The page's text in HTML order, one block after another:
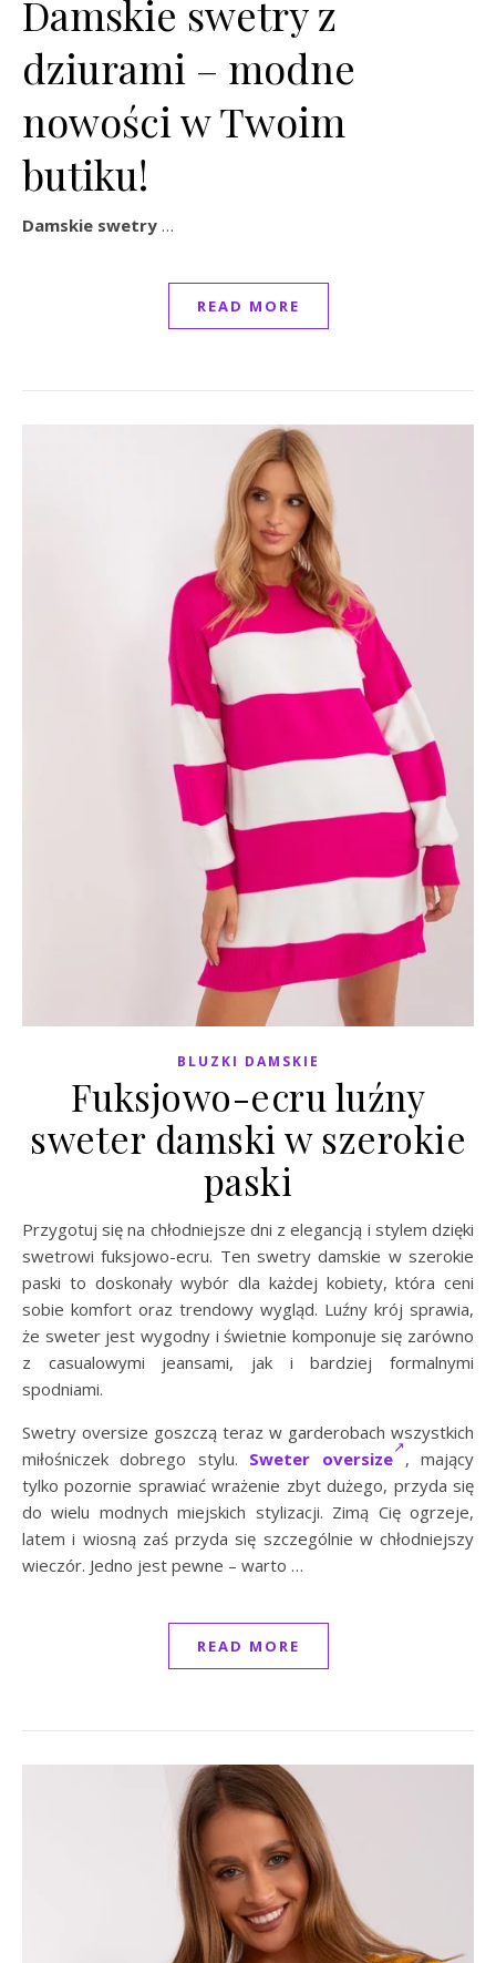
Damskie swetry z
dziurami – modne
nowości w Twoim
butiku!
Damskie swetry …
READ MORE
BLUZKI DAMSKIE
Fuksjowo-ecru luźny
sweter damski w szerokie
paski
Przygotuj się na chłodniejsze dni z elegancją i stylem dzięki
swetrowi fuksjowo-ecru. Ten swetry damskie w szerokie
paski to doskonały wybór dla każdej kobiety, która ceni
sobie komfort oraz trendowy wygląd. Luźny krój sprawia,
że sweter jest wygodny i świetnie komponuje się zarówno
z casualowymi jeansami, jak i bardziej formalnymi
spodniami.
Swetry oversize goszczą teraz w garderobach wszystkich
miłośniczek dobrego stylu. Sweter oversize
, mający
tylko pozornie sprawiać wrażenie zbyt dużego, przyda się
do wielu modnych miejskich stylizacji. Zimą Cię ogrzeje,
latem i wiosną zaś przyda się szczególnie w chłodniejszy
wieczór. Jedno jest pewne – warto …
READ MORE